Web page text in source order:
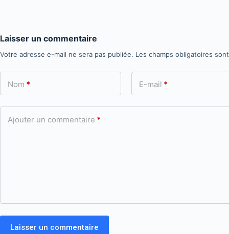
Laisser un commentaire
Votre adresse e-mail ne sera pas publiée. Les champs obligatoires
Nom * E-mail *
Ajouter un commentaire *
Laisser un commentaire